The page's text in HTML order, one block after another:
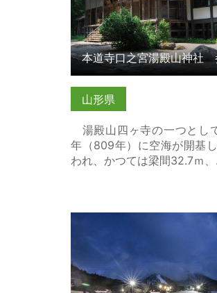
山形県
湯殿山四ヶ寺の一つとし
年（809年）に空海が開基
われ、かつては梁間32.7ｍ
本道寺口之宮湯殿山神社
みやぎ蔵王七ヶ宿スキー場・